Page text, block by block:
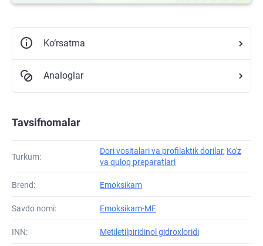
Ko‘rsatma
Analoglar
Tavsifnomalar
Turkum:
Dori vositalari va profilaktik dorilar, Ko'z
va quloq preparatlari
Brend: Emoksikam
Savdo nomi: Emoksikam-MF
INN: Metiletilpiridinol gidroxloridi